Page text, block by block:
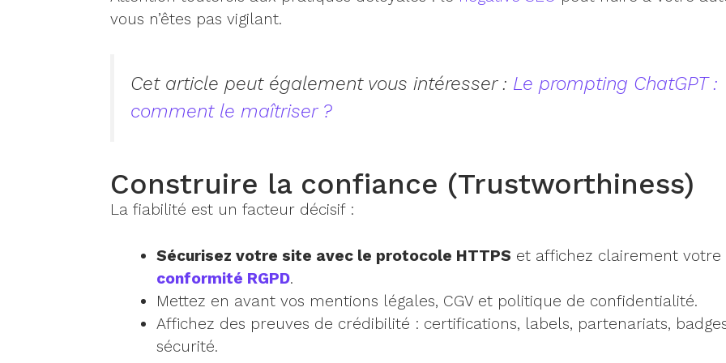
vous n’êtes pas vigilant.
Cet article peut également vous intéresser : Le prompting ChatGPT :
comment le maîtriser ?
Construire la confiance (Trustworthiness)
La fiabilité est un facteur décisif :
Sécurisez votre site avec le protocole HTTPS et affichez clairement votre
conformité RGPD.
Mettez en avant vos mentions légales, CGV et politique de confidentialité.
Affichez des preuves de crédibilité : certifications, labels, partenariats,
sécurité.